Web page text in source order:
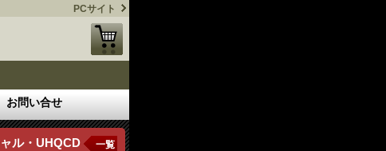
PCサイト
お問い合せ
ル・UHQCD
一覧